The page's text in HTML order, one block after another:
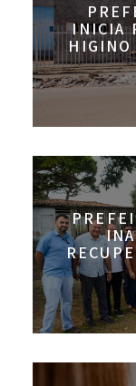
INICIA
HIGINO